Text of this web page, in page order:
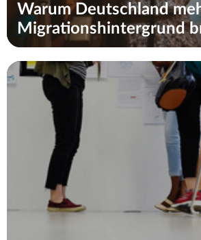
Warum Deutschland
Migrationshintergrund